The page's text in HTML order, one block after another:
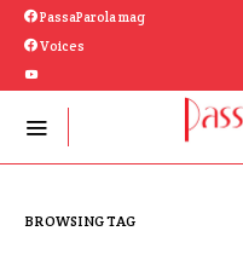
PassaParola mag
Voices
BROWSING TAG